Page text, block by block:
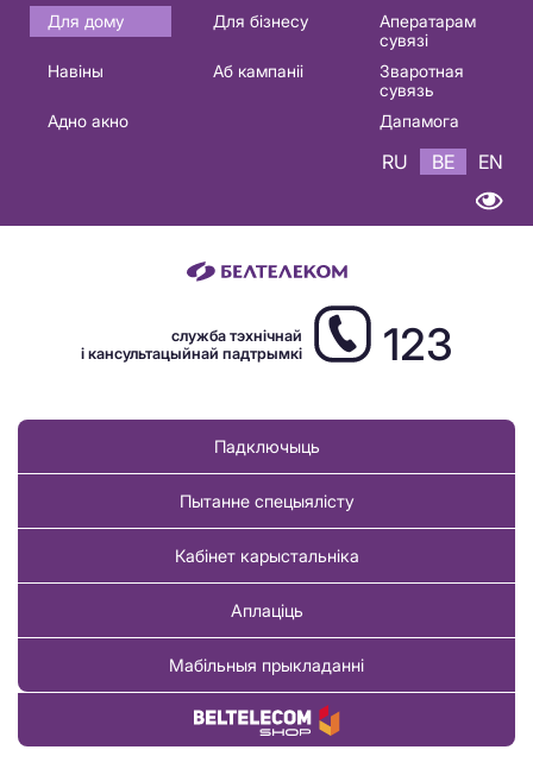
Основная
навигация
Для дому Для бізнесу
Аператарам
сувязі
Навіны
Аб кампаніі
Зваротная
сувязь
Адно акно
Дапамога
RU BE EN
служба тэхнічнай
і кансультацыйнай падтрымкі
123
Падключыць
Пытанне спецыялісту
Кабінет карыстальніка
Аплаціць
Мабільныя прыкладанні
Купіць тавар